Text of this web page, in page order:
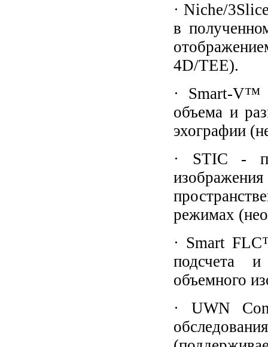
· Niche/
в
4D/TEE).
· Smart-V™
объема и
эхографии
· STIC -
режимах
· Smart
подсчета
объемного
· UWN